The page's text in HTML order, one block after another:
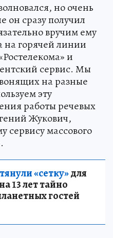
но очень
он сразу получил
вручим ему
на горячей линии
и
сервис. Мы
на разные
эту
работы речевых
Жукович,
сервису массового
«сетку»для
13 лет тайно
гостей